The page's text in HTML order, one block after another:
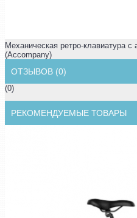
Механическая ретро-клавиатура
(Accompany)
ОТЗЫВОВ (0)
(0)
РЕКОМЕНДУЕМЫЕ ТОВАРЫ